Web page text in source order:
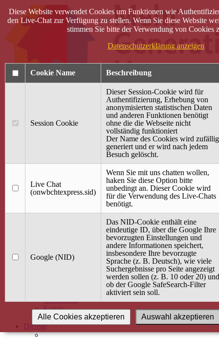
40 Jahre Mütterzentrum
Terminkalender
Gemeinsam aktiv
Gemeinsam unterwegs
wirFAIRändern
Angebot / Kurs suchen
Babybauch & Elternschaft
Gesundheit
Kultur
Alle Kurse
Dienste
Diese Website verwendet Cookies um Funktionen wie
den Live-Chat zur Verfügung zu stellen. Wenn Sie diese Website
stimmen Sie bitte der Verwendung von Cookies
Datenschutzerklärung anzeigen
Cookie Name Beschreibung
Session Cookie
Dieser Session-Cookie wird für
Authentifizierung, Erhebung von
anonymisierten statistischen Daten
und anderen Funktionen benötigt
ohne die die Webseite nicht
vollständig funktioniert
Der Name des Cookies wird zufällig
generiert und er wird nach jedem
Besuch gelöscht.
Live Chat
(onwbchtexpress.sid)
Wenn Sie mit uns chatten wollen,
haken Sie diese Option bitte
unbedingt an. Dieser Cookie wird
für die Verwendung des Live-Chats
benötigt.
Google (NID)
Das NID-Cookie enthält eine
eindeutige ID, über die Google Ihre
bevorzugten Einstellungen und
andere Informationen speichert,
insbesondere Ihre bevorzugte
Sprache (z. B. Deutsch), wie viele
Suchergebnisse pro Seite angezeigt
werden sollen (z. B. 10 oder 20) und
ob der Google SafeSearch-Filter
aktiviert sein soll.
Auswahl akzeptieren
Alle Cookies akzeptieren